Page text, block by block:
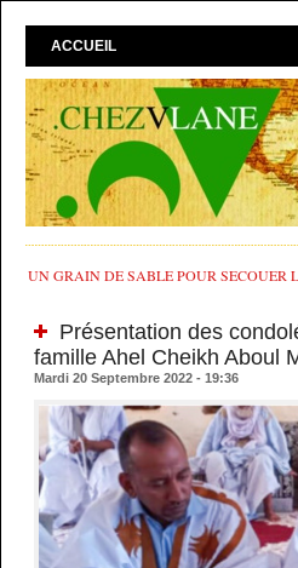
ACCUEIL
UN GRAIN DE SABLE POUR SECOUER
Présentation des
famille Ahel Cheikh Aboul
Mardi 20 Septembre 2022 - 19:36